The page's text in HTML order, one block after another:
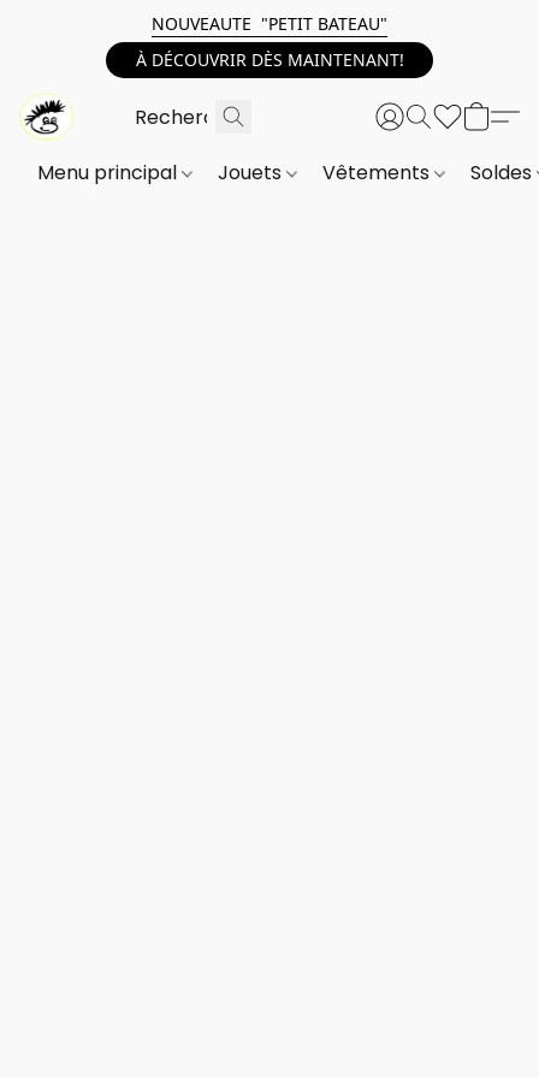
NOUVEAUTE "PETIT BATEAU"
À DÉCOUVRIR DÈS MAINTENANT!
Menu principal Jouets Vêtements Soldes